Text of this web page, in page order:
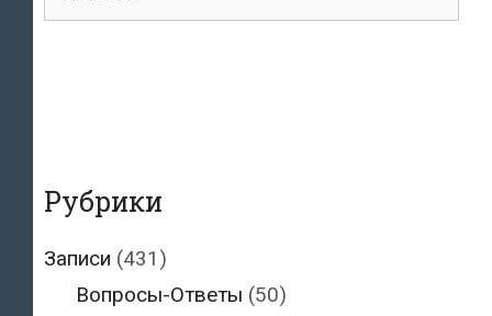
Рубрики
Записи (431)
Вопросы-Ответы (50)